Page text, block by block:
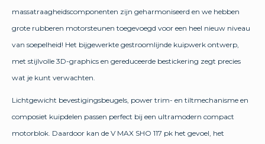
massatraagheidscomponenten zijn geharmoniseerd en we hebben
grote rubberen motorsteunen toegevoegd voor een heel nieuw niveau
van soepelheid! Het bijgewerkte gestroomlijnde kuipwerk ontwerp,
met stijlvolle 3D-graphics en gereduceerde bestickering zegt precies
wat je kunt verwachten.
Lichtgewicht bevestigingsbeugels, power trim- en tiltmechanisme en
composiet kuipdelen passen perfect bij een ultramodern compact
motorblok. Daardoor kan de V MAX SHO 117 pk het gevoel, het